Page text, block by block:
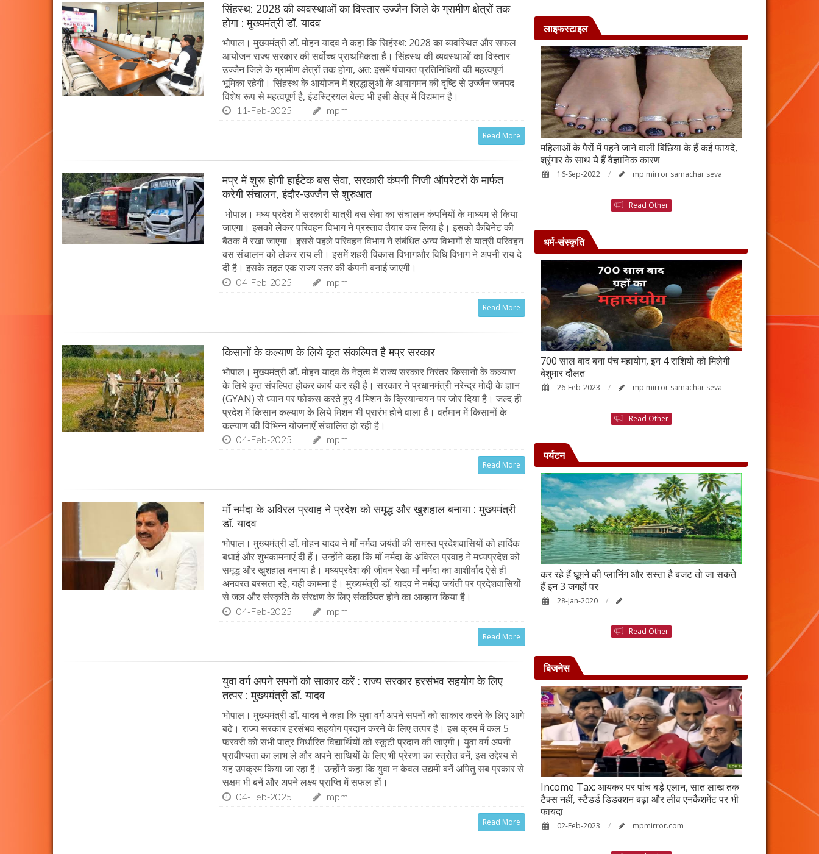
सिंहस्थ: 2028 की व्यवस्थाओं का विस्तार उज्जैन जिले के ग्रामीण क्षेत्रों तक
होगा : मुख्यमंत्री डॉ. यादव
भोपाल। मुख्यमंत्री डॉ. मोहन यादव ने कहा कि सिहंस्थ: 2028 का व्यवस्थित और सफल
आयोजन राज्य सरकार की सर्वोच्च प्राथमिकता है। सिंहस्थ की व्यवस्थाओं का विस्तार
उज्जैन जिले के ग्रामीण क्षेत्रों तक होगा, अत: इसमें पंचायत प्रतिनिधियों की महत्वपूर्ण
भूमिका रहेगी। सिंहस्थ के आयोजन में श्रद्धालुओं के आवागमन की दृष्टि से उज्जैन जनपद
विशेष रूप से महत्वपूर्ण है, इंडस्ट्रियल बेल्ट भी इसी क्षेत्र में विद्यमान है।
11-Feb-2025 mpm
Read More
मप्र में शुरू होगी हाईटेक बस सेवा, सरकारी कंपनी निजी ऑपरेटरों के मार्फत
करेगी संचालन, इंदौर-उज्जैन से शुरुआत
भोपाल। मध्य प्रदेश में सरकारी यात्री बस सेवा का संचालन कंपनियों के माध्यम से किया
जाएगा। इसको लेकर परिवहन विभाग ने प्रस्ताव तैयार कर लिया है। इसको कैबिनेट की
बैठक में रखा जाएगा। इससे पहले परिवहन विभाग ने संबंधित अन्य विभागों से यात्री परिवहन
बस संचालन को लेकर राय ली। इसमें शहरी विकास विभागऔर विधि विभाग ने अपनी राय दे
दी है। इसके तहत एक राज्य स्तर की कंपनी बनाई जाएगी।
04-Feb-2025 mpm
Read More
किसानों के कल्याण के लिये कृत संकल्पित है मप्र सरकार
भोपाल। मुख्यमंत्री डॉ. मोहन यादव के नेतृत्व में राज्य सरकार निरंतर किसानों के कल्याण
के लिये कृत संपल्पित होकर कार्य कर रही है। सरकार ने प्रधानमंत्री नरेन्द्र मोदी के ज्ञान
(GYAN) से ध्यान पर फोकस करते हुए 4 मिशन के क्रियान्वयन पर जोर दिया है। जल्द ही
प्रदेश में किसान कल्याण के लिये मिशन भी प्रारंभ होने वाला है। वर्तमान में किसानों के
कल्याण की विभिन्न योजनाएँ संचालित हो रही है।
04-Feb-2025 mpm
Read More
माँ नर्मदा के अविरल प्रवाह ने प्रदेश को समृद्ध और खुशहाल बनाया : मुख्यमंत्री
डॉ. यादव
भोपाल। मुख्यमंत्री डॉ. मोहन यादव ने माँ नर्मदा जयंती की समस्त प्रदेशवासियों को हार्दिक
बधाई और शुभकामनाएं दी हैं। उन्होंने कहा कि माँ नर्मदा के अविरल प्रवाह ने मध्यप्रदेश को
समृद्ध और खुशहाल बनाया है। मध्यप्रदेश की जीवन रेखा माँ नर्मदा का आशीर्वाद ऐसे ही
अनवरत बरसता रहे, यही कामना है। मुख्यमंत्री डॉ. यादव ने नर्मदा जयंती पर प्रदेशवासियों
से जल और संस्कृति के संरक्षण के लिए संकल्पित होने का आव्हान किया है।
04-Feb-2025 mpm
Read More
युवा वर्ग अपने सपनों को साकार करें : राज्य सरकार हरसंभव सहयोग के लिए
तत्पर : मुख्यमंत्री डॉ. यादव
भोपाल। मुख्यमंत्री डॉ. यादव ने कहा कि युवा वर्ग अपने सपनों को साकार करने के लिए आगे
बढ़े। राज्य सरकार हरसंभव सहयोग प्रदान करने के लिए तत्पर है। इस क्रम में कल 5
फरवरी को सभी पात्र निर्धारित विद्यार्थियों को स्कूटी प्रदान की जाएगी। युवा वर्ग अपनी
प्रावीण्यता का लाभ ले और अपने साथियों के लिए भी प्रेरणा का स्त्रोत बनें, इस उद्देश्य से
यह उपक्रम किया जा रहा है। उन्होंने कहा कि युवा न केवल उद्यमी बनें अपितु सब प्रकार से
सक्षम भी बनें और अपने लक्ष्य प्राप्ति में सफल हों।
04-Feb-2025 mpm
Read More
लाइफस्टाइल
Beauty Tips | बादाम और एलोवेरा जेल से आसानी से
घर पर ही बनाएं काजल और मॉइश्चराइजर
21-Sep-2022 mp mirror samachar seva
महिलाओं के पैरों में पहने जाने वाली बिछिया के हैं कई फायदे,
श्रृंगार के साथ ये हैं वैज्ञानिक कारण
16-Sep-2022 mp mirror samachar seva
Read Other
धर्म-संस्कृति
Hanuman Jayanti 2023 : हनुमान जयंती पर राशि के
अनुसार करें मंत्रों का जाप, जरूर मिलेगा पूजा का फल
02-Apr-2023 mp mirror samachar seva
700 साल बाद बना पंच महायोग, इन 4 राशियों को मिलेगी
बेशुमार दौलत
26-Feb-2023 mp mirror samachar seva
Read Other
पर्यटन
दो दिनों की छुट्टी एन्जॉय करने के लिए बेहतरीन है दिल्ली के
आसपास बसी ये 4 जगहें
28-Feb-2020
कर रहे हैं घूमने की प्लानिंग और सस्ता है बजट तो जा सकते
हैं इन 3 जगहों पर
28-Jan-2020
Read Other
बिजनेस
सात ट्रेडिंग सेशन में 9 लाख करोड़ घटा अदाणी समूह का
मार्केट कैप
mp mirror samachar seva
Income Tax: आयकर पर पांच बड़े एलान, सात लाख तक
टैक्स नहीं, स्टैंडर्ड डिडक्शन बढ़ा और लीव एनकैशमेंट पर भी
फायदा
02-Feb-2023 mpmirror.com
वर्ष 2023 में भी
विकेंद्रीकरण का
17-Jan-2023